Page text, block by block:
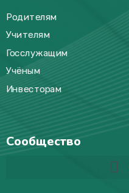
Родителям
Учителям
Госслужащим
Учёным
Инвесторам
Сообщество